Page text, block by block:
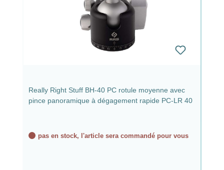
Really Right Stuff BH-40 PC rotule moyenne avec
pince panoramique à dégagement rapide PC-LR 40
pas en stock, l'article sera commandé pour vous